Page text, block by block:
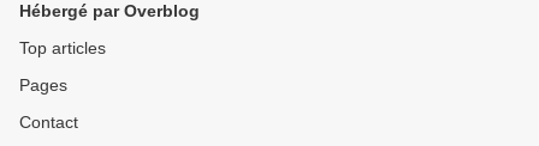
œuf dur pour aller avec…
Hébergé par Overblog
Top articles
Pages
Contact